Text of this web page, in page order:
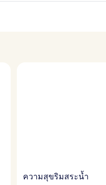
ความสุขริมสระน้ำ